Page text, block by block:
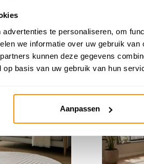
te personaliseren, om
we informatie over uw gebruik
kunnen deze gegevens
basis van uw gebruik van hun
Aanpassen